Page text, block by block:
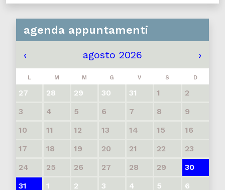
agenda appuntamenti
‹ agosto 2026 ›
L M M G V S D
27 28 29 30 31 1
2
3
4 5 6 7 8
9
10
11 12 13 14 15
16
17
18 19 20 21 22
23
24
25 26 27 28 29
30
31
1 2 3 4 5 6